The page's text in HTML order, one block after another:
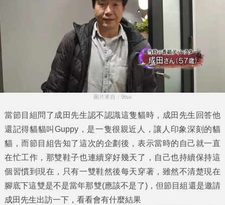
圖片來自：9tsu
當節目組問了成田先生認不認識這隻貓時，成田先生回答他
還記得貓貓叫Guppy，是一隻很親近人，讓人印象深刻的貓
貓，而節目組告知了這次的企劃後，表示當時的自己就一直
在忙工作，那雙鞋子也連續穿好幾天了，自己也持續保持這
個習慣到現在，只有一雙鞋然後每天穿著，雖然不清楚現在
腳底下這雙是不是當年那雙(應該不是了)，但節目組還是邀請
成田先生出訪一下，看看會有什麼結果